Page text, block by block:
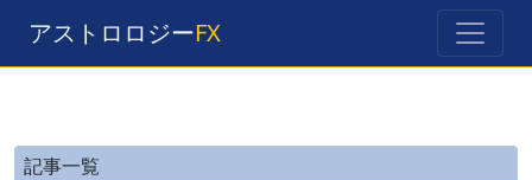
アストロロジーFX
記事一覧